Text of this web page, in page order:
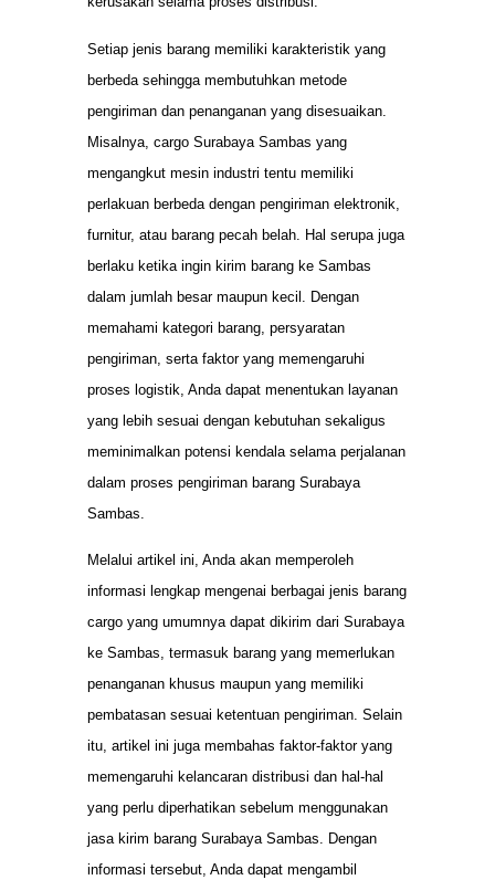
Setiap jenis barang memiliki karakteristik yang
berbeda sehingga membutuhkan metode
pengiriman dan penanganan yang disesuaikan.
Misalnya, cargo Surabaya Sambas yang
mengangkut mesin industri tentu memiliki
perlakuan berbeda dengan pengiriman elektronik,
furnitur, atau barang pecah belah. Hal serupa juga
berlaku ketika ingin kirim barang ke Sambas
dalam jumlah besar maupun kecil. Dengan
memahami kategori barang, persyaratan
pengiriman, serta faktor yang memengaruhi
proses logistik, Anda dapat menentukan layanan
yang lebih sesuai dengan kebutuhan sekaligus
meminimalkan potensi kendala selama perjalanan
dalam proses pengiriman barang Surabaya
Sambas.
Melalui artikel ini, Anda akan memperoleh
informasi lengkap mengenai berbagai jenis barang
cargo yang umumnya dapat dikirim dari Surabaya
ke Sambas, termasuk barang yang memerlukan
penanganan khusus maupun yang memiliki
pembatasan sesuai ketentuan pengiriman. Selain
itu, artikel ini juga membahas faktor-faktor yang
memengaruhi kelancaran distribusi dan hal-hal
yang perlu diperhatikan sebelum menggunakan
jasa kirim barang Surabaya Sambas. Dengan
informasi tersebut, Anda dapat mengambil